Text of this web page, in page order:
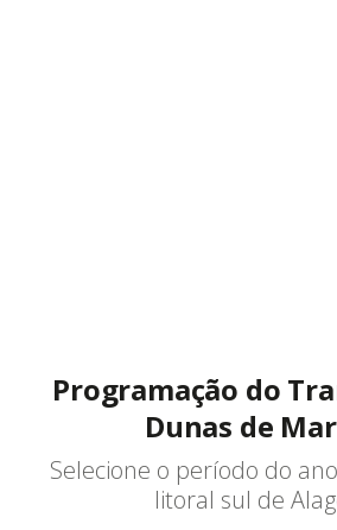
Programação do
Dunas de
Selecione o período do
litoral sul de